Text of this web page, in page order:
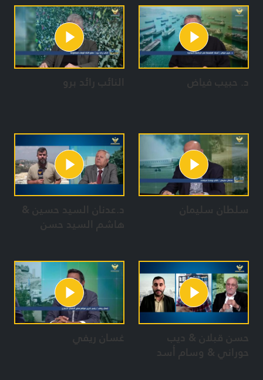
د. حبيب فياض النائب رائد برو
سلطان سليمان د.عدنان السيد حسين &
هاشم السيد حسن
حسن قبلان & ديب
حوراني & وسام أسد
غسان ريفي